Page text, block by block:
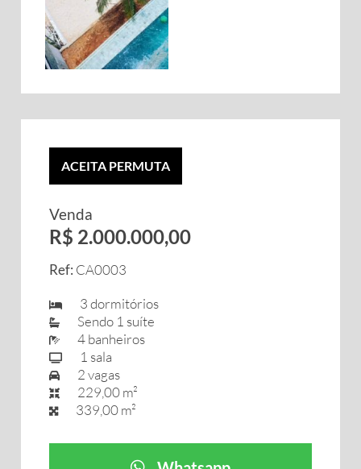
ACEITA PERMUTA
Venda
R$ 2.000.000,00
Ref: CA0003
3 dormitórios
Sendo 1 suíte
4 banheiros
1 sala
2 vagas
229,00 m²
339,00 m²